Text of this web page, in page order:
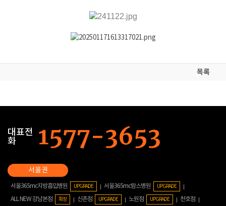
목록
대표전
화
서울365mc지방흡입병원 UPGRADE 서울365mc람스병원 UPGRADE
ALL NEW 강남본점 확장 신촌점 UPGRADE 노원점 UPGRADE
천호점